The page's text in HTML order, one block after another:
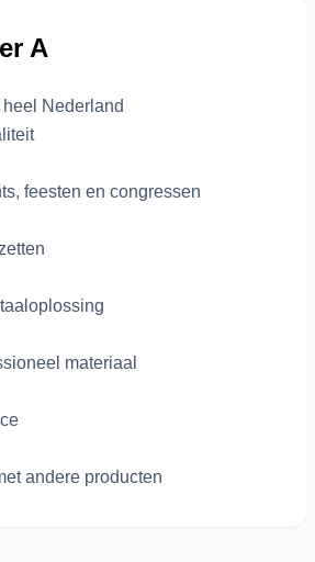
A
Nederland
feesten en congressen
materiaal
andere producten